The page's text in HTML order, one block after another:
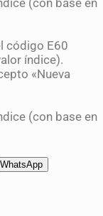
(con base en
código E60
índice).
«Nueva
(con base en
WhatsApp